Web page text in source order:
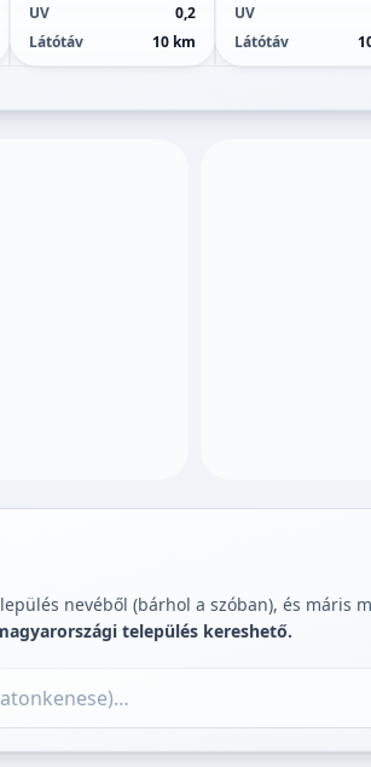
UV
0,2
Látótáv
10 km
UV
Látótáv
nevéből (bárhol a szóban), és máris
település kereshető.